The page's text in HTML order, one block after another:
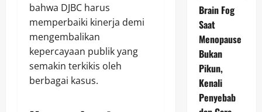
bahwa DJBC harus
memperbaiki kinerja demi
mengembalikan
kepercayaan publik yang
semakin terkikis oleh
berbagai kasus.
Brain Fog
Saat
Menopause
Bukan
Pikun,
Kenali
Penyebab